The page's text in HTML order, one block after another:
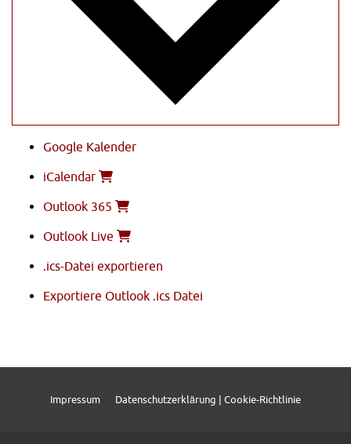
Google Kalender
iCalendar
Outlook 365
Outlook Live
.ics-Datei exportieren
Exportiere Outlook .ics Datei
Impressum Datenschutzerklärung | Cookie-Richtlinie